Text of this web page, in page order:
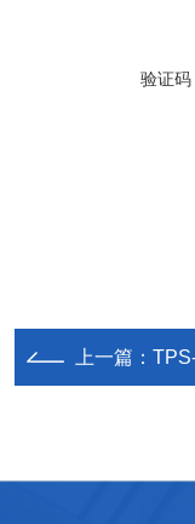
验证码
上一篇：